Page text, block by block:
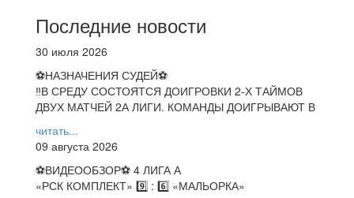
Последние новости
30 июля 2026
⚽НАЗНАЧЕНИЯ СУДЕЙ⚽
‼В СРЕДУ СОСТОЯТСЯ ДОИГРОВКИ 2-Х ТАЙМОВ
ДВУХ МАТЧЕЙ 2А ЛИГИ. КОМАНДЫ ДОИГРЫВАЮТ В
читать...
09 августа 2026
⚽️ВИДЕООБЗОР⚽️ 4 ЛИГА А
«РСК КОМПЛЕКТ» 9️⃣ : 6️⃣ «МАЛЬОРКА»